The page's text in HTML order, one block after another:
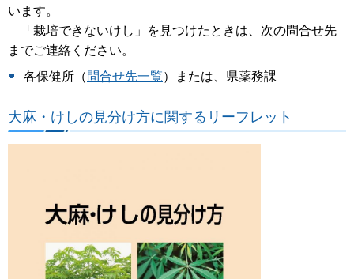
います。
「栽培できないけし」を見つけたときは、次の問合せ先
までご連絡ください。
各保健所（ 問合せ先一覧）または、県薬務課
大麻・けしの見分け方に関するリーフレット